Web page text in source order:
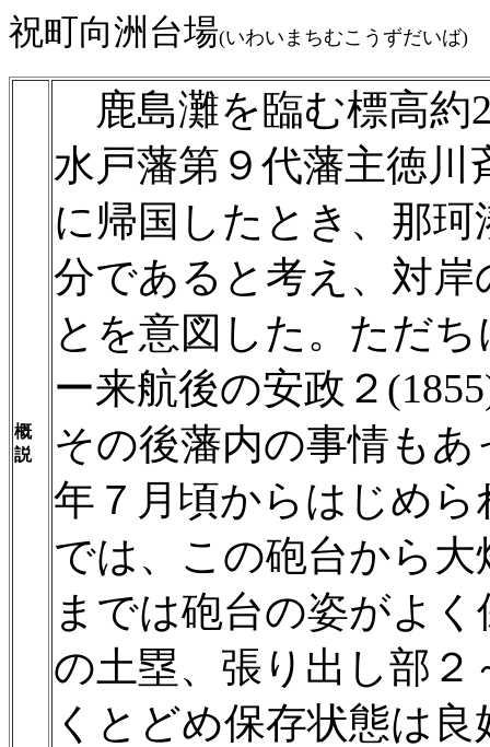
祝町向洲台場(いわいまちむこうずだいば)
概
説
鹿島灘を臨む標高約
水戸藩第９代藩主徳川
に帰国したとき、那
分であると考え、対
とを意図した。ただ
ー来航後の安政２
その後藩内の事情もあ
年７月頃からはじめ
では、この砲台から
までは砲台の姿がよ
の土塁、張り出し部
くとどめ保存状態は